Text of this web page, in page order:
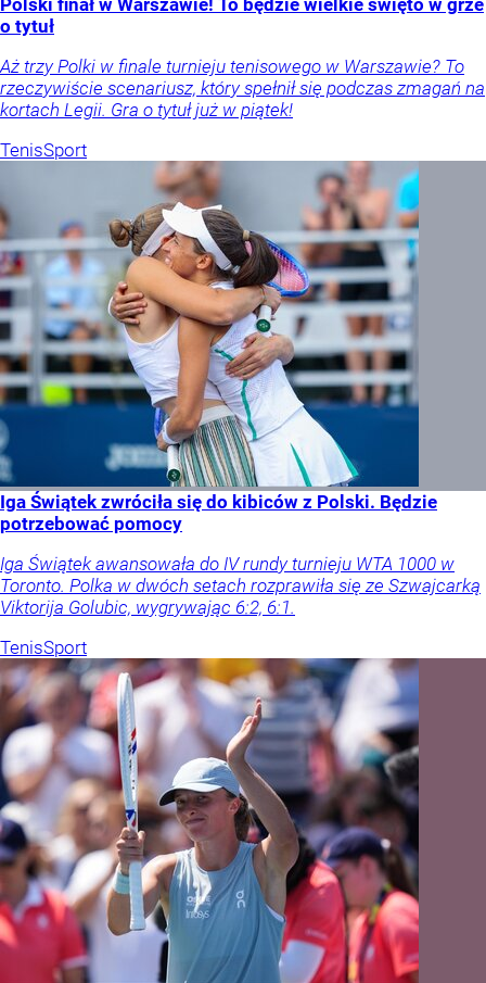
Polski finał w Warszawie! To będzie wielkie święto w grze
o tytuł
Aż trzy Polki w finale turnieju tenisowego w Warszawie? To
rzeczywiście scenariusz, który spełnił się podczas zmagań na
kortach Legii. Gra o tytuł już w piątek!
TenisSport
Iga Świątek zwróciła się do kibiców z Polski. Będzie
potrzebować pomocy
Iga Świątek awansowała do IV rundy turnieju WTA 1000 w
Toronto. Polka w dwóch setach rozprawiła się ze Szwajcarką
Viktorija Golubic, wygrywając 6:2, 6:1.
TenisSport